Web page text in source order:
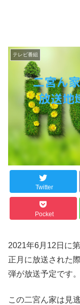
テレビ番組
Twitter
Pocket
2021年6月12日に
正月に放送された
弾が放送予定です。
この二宮ん家は見